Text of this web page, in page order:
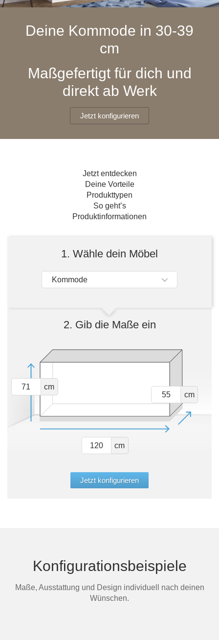
Schuhschrank
Hängeschrank
Hängeboard
TV-Möbel
Massivholz
SpiegelschrankPolstermöbel
Sessel
Hocker
Küche
Selection
Outdoorküche
Deine Kommode in 30-39
cm
Maßgefertigt für dich und
direkt ab Werk
Jetzt konfigurieren
Jetzt entdecken
Deine Vorteile
Produkttypen
So geht’s
Produktinformationen
1. Wähle dein Möbel
Kommode
2. Gib die Maße ein
cm
cm
cm
Jetzt konfigurieren
Konfigurationsbeispiele
Maße, Ausstattung und Design individuell nach deinen
Wünschen.
Massivholz-Schränke & -Regale
Wandboards